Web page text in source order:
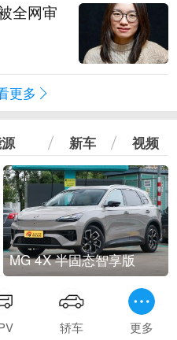
全网审
更多
新车 视频
MG 4X 半固态智享版
轿车 更多